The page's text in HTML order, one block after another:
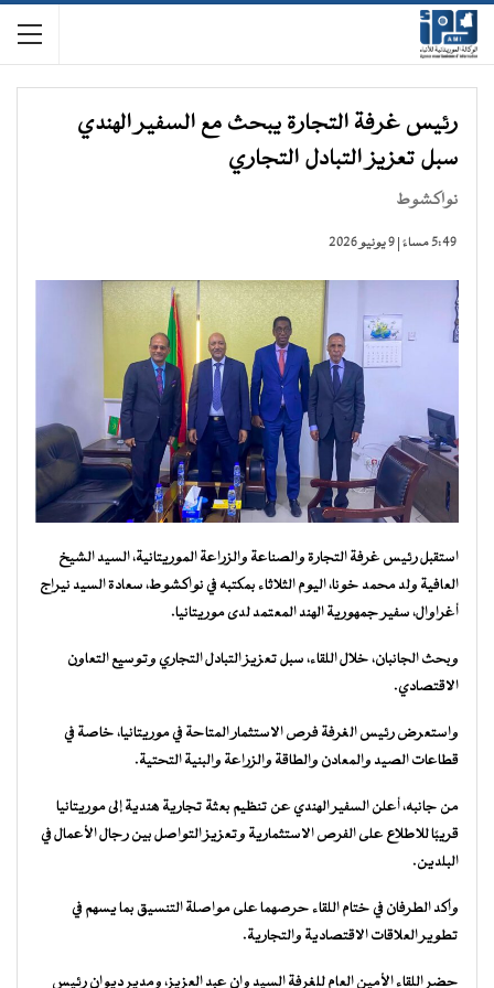
رئيس غرفة التجارة يبحث مع السفير الهندي
سبل تعزيز التبادل التجاري
نواكشوط
5:49 مساءً | 9 يونيو 2026
استقبل رئيس غرفة التجارة والصناعة والزراعة الموريتانية، السيد الشيخ
العافية ولد محمد خونا، اليوم الثلاثاء بمكتبه في نواكشوط، سعادة السيد نيراج
أغراوال، سفير جمهورية الهند المعتمد لدى موريتانيا.
وبحث الجانبان، خلال اللقاء، سبل تعزيز التبادل التجاري وتوسيع التعاون
الاقتصادي.
واستعرض رئيس الغرفة فرص الاستثمار المتاحة في موريتانيا، خاصة في
قطاعات الصيد والمعادن والطاقة والزراعة والبنية التحتية.
من جانبه، أعلن السفير الهندي عن تنظيم بعثة تجارية هندية إلى موريتانيا
قريبًا للاطلاع على الفرص الاستثمارية وتعزيز التواصل بين رجال الأعمال في
البلدين.
وأكد الطرفان في ختام اللقاء حرصهما على مواصلة التنسيق بما يسهم في
تطوير العلاقات الاقتصادية والتجارية.
حضر اللقاء الأمين العام للغرفة السيد وان عبد العزيز، ومدير ديوان رئيس